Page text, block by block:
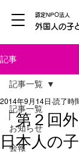
認定NPO法人
外国人の子
記事
記事一覧
お知らせ
会報
記事一覧
「第２回
日本人の
2014年9月14日 読了時